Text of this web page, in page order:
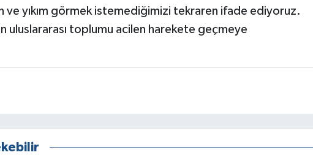
ve yıkım görmek istemediğimizi tekraren ifade ediyoruz.
uluslararası toplumu acilen harekete geçmeye